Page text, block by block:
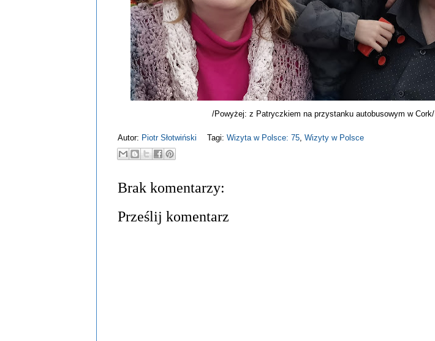
/Powyżej: z Patryczkiem na przystanku autobusowym w Cork/
Autor: Piotr Słotwiński Tagi: Wizyta w Polsce: 75 Wizyty w Polsce
Brak komentarzy:
Prześlij komentarz